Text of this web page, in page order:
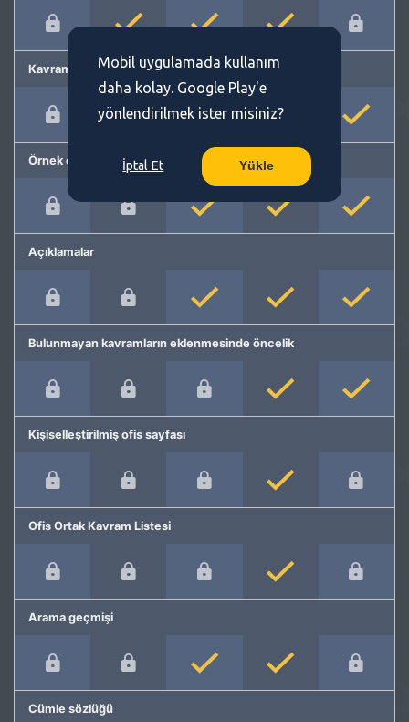
Kavram önerme
Örnek cümleler
Açıklamalar
Bulunmayan kavramların eklenmesinde öncelik
Kişiselleştirilmiş ofis sayfası
Ofis Ortak Kavram Listesi
Arama geçmişi
Cümle sözlüğü
Mobil uygulamada kullanım
daha kolay. Google Play'e
yönlendirilmek ister misiniz?
İptal Et Yükle